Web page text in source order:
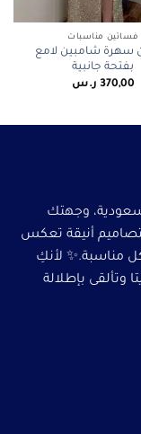
فساتين مناسبات
سهرة شامبين لامع
بفتحة جانبية
370,00 ر.س
وجهتك
أنيقة تعكس
مناسبة.✨ لأنكِ
وتألقى بإطلالة